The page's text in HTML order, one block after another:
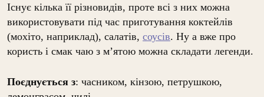
Існує кілька її різновидів, проте всі з них можна
використовувати під час приготування коктейлів
(мохіто, наприклад), салатів, соусів. Ну а вже про
користь і смак чаю з м’ятою можна складати легенди.
Поєднується з: часником, кінзою, петрушкою,